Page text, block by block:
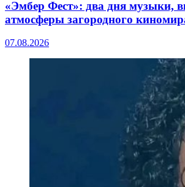
«Эмбер Фест»: два дня музыки,
атмосферы загородного
07.08.2026